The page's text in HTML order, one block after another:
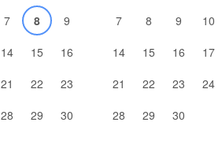
7 8
9
14 15
16
21 22
23
28 29
30
7
8 9 10
14
15 16 17
21
22 23 24
28
29 30